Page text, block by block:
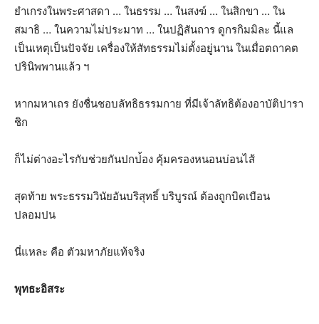
ยำเกรงในพระศาสดา … ในธรรม … ในสงฆ์ … ในสิกขา … ใน
สมาธิ … ในความไม่ประมาท … ในปฏิสันถาร ดูกรกิมมิละ นี้แล
เป็นเหตุเป็นปัจจัย เครื่องให้สัทธรรมไม่ตั้งอยู่นาน ในเมื่อตถาคต
ปรินิพพานแล้ว ฯ
หากมหาเถร ยังชื่นชอบลัทธิธรรมกาย ที่มีเจ้าลัทธิต้องอาบัติปารา
ชิก
ก็ไม่ต่างอะไรกับช่วยกันปกป้อง คุ้มครองหนอนบ่อนไส้
สุดท้าย พระธรรมวินัยอันบริสุทธิ์ บริบูรณ์ ต้องถูกบิดเบือน
ปลอมปน
นี่แหละ คือ ตัวมหาภัยแท้จริง
พุทธะอิสระ